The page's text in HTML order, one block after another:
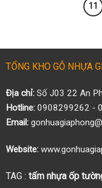
11
TỔNG KHO GỖ NHỰA
Địa chỉ:Số J03 22 An
Hotline:0908299262 -
Email:
Website:
TAG : tấm nhựa ốp